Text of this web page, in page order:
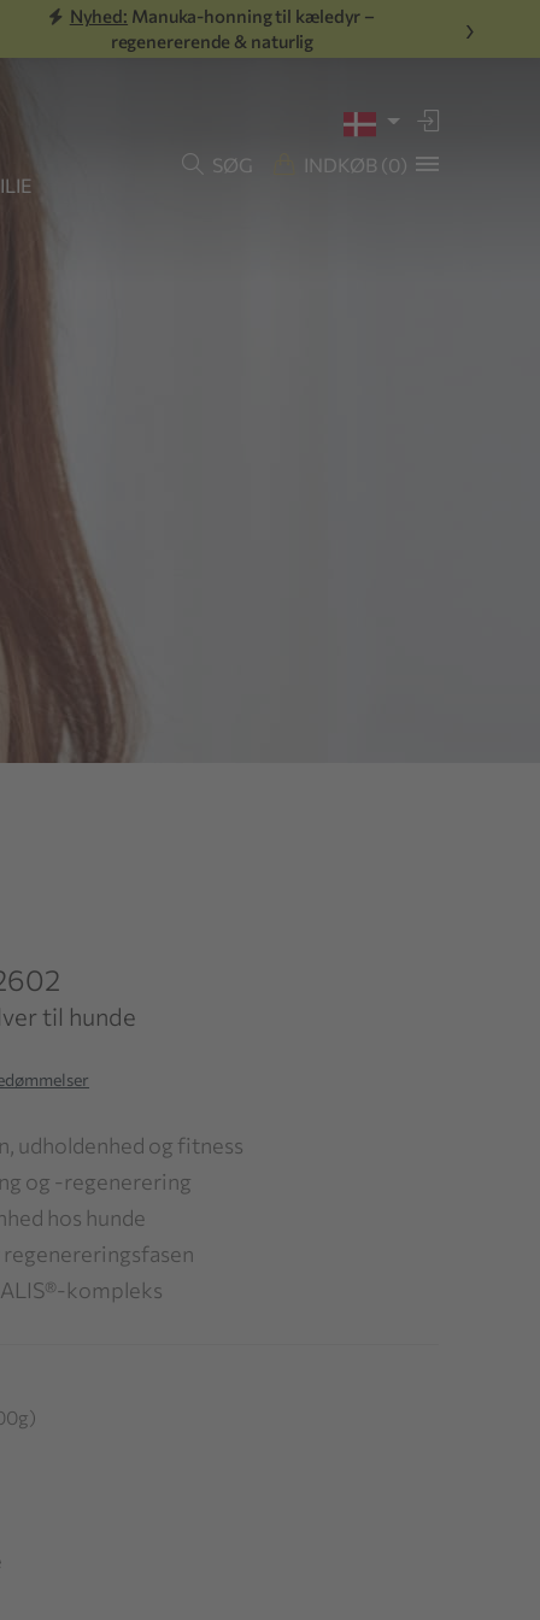
Nyhed: Manuka-honning til kæledyr –
regenererende & naturlig
›
SØG INDKØB (0)
til hunde
udholdenhed og fitness
og -regenerering
hos hunde
kompleks